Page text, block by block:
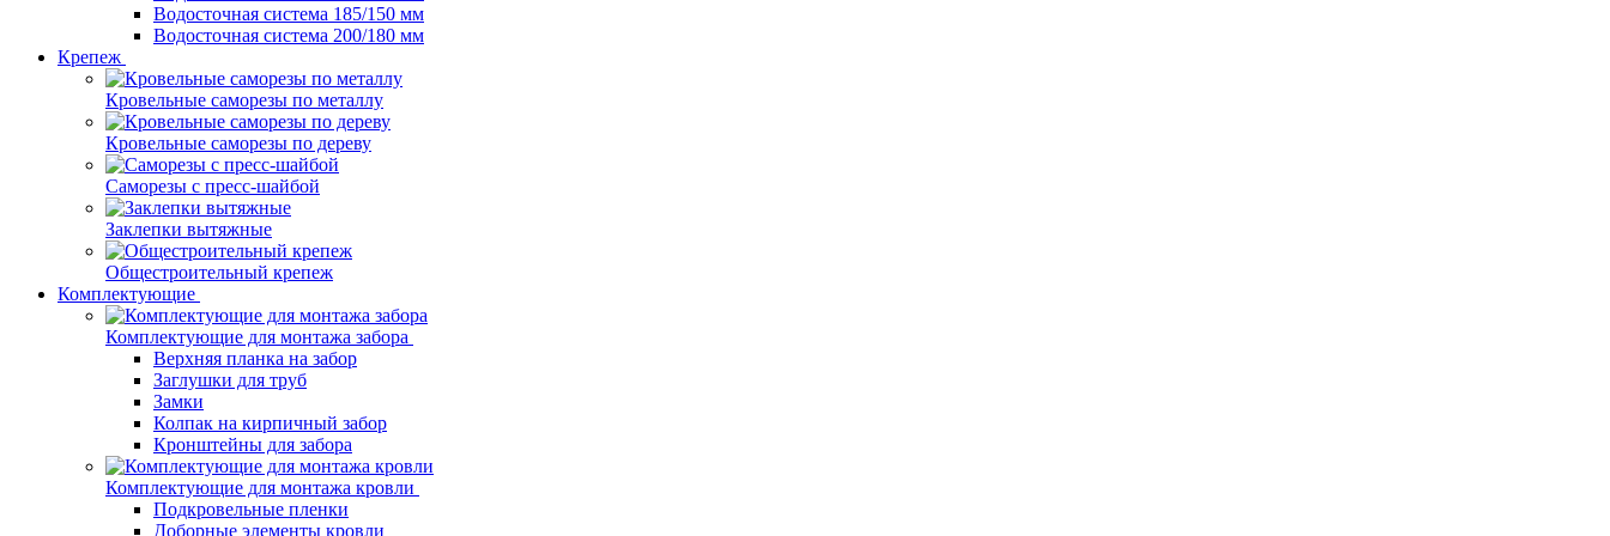
Водосточная система 185/150 мм
Водосточная система 200/180 мм
Крепеж
Кровельные саморезы по металлу
Кровельные саморезы по дереву
Саморезы с пресс-шайбой
Заклепки вытяжные
Общестроительный крепеж
Комплектующие
Комплектующие для монтажа забора
Верхняя планка на забор
Заглушки для труб
Замки
Колпак на кирпичный забор
Кронштейны для забора
Комплектующие для монтажа кровли
Подкровельные пленки
Доборные элементы кровли